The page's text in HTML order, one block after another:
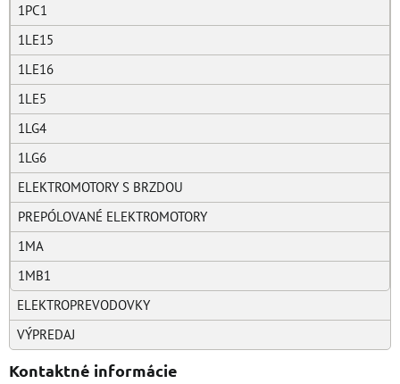
1PC1
1LE15
1LE16
1LE5
1LG4
1LG6
ELEKTROMOTORY S BRZDOU
PREPÓLOVANÉ ELEKTROMOTORY
1MA
1MB1
ELEKTROPREVODOVKY
VÝPREDAJ
Kontaktné informácie